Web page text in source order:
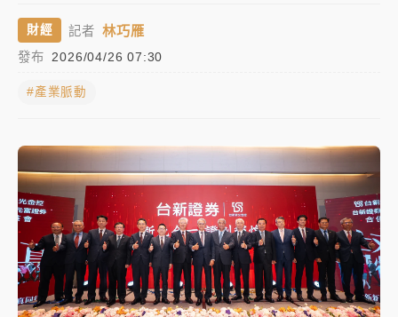
父親節泡湯了！中颱白海豚雨彈轟3天 「紅到發紫」降
雨熱區曝
台積電殺35元、台股跌近300點 被動元件、低軌衛星
及載板皆走弱
中信慈善基金會想增加董事人數！辜仲諒向法院聲請遭
駁 理由曝光
故宮《龍藏經》特展第2檔！今線上預約開賣一度塞車
周六起展出延長至晚上7時
財經 記者 林巧雁
發布 2026/04/26 07:30
#產業脈動